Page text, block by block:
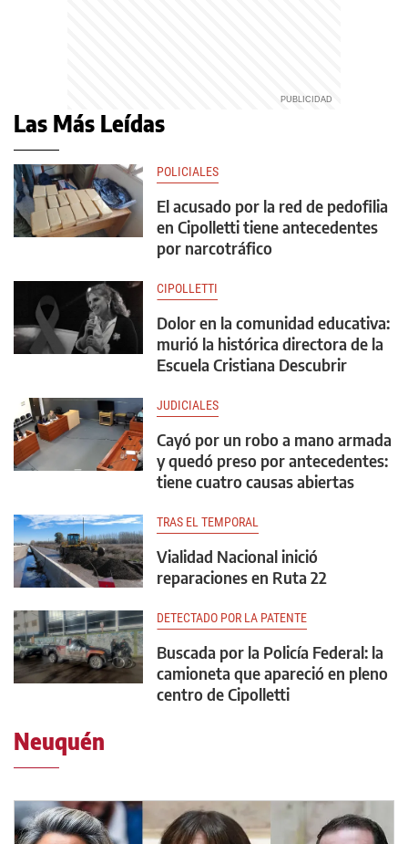
Las Más Leídas
POLICIALES
El acusado por la red de pedofilia
en Cipolletti tiene antecedentes
por narcotráfico
CIPOLLETTI
Dolor en la comunidad educativa:
murió la histórica directora de la
Escuela Cristiana Descubrir
JUDICIALES
Cayó por un robo a mano armada
y quedó preso por antecedentes:
tiene cuatro causas abiertas
TRAS EL TEMPORAL
Vialidad Nacional inició
reparaciones en Ruta 22
DETECTADO POR LA PATENTE
Buscada por la Policía Federal: la
camioneta que apareció en pleno
centro de Cipolletti
Neuquén